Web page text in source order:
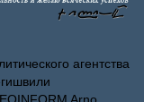
агентства
Arno